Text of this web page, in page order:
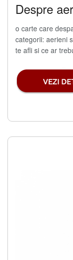
Despre
o carte care
categorii: aerieni
te afli si ce ar